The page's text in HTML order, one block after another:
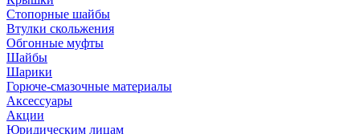
Стопорные шайбы
Втулки скольжения
Обгонные муфты
Шайбы
Шарики
Горюче-смазочные материалы
Аксессуары
Акции
Юридическим лицам